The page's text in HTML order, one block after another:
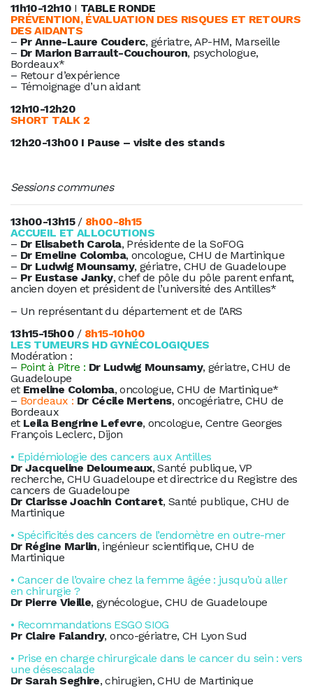
11h10-12h10I TABLE RONDE
PRÉVENTION, ÉVALUATION DES RISQUES ET RETOURS
DES AIDANTS
– Pr Anne-Laure Couderc, gériatre, AP-HM, Marseille
– Dr Marion Barrault-Couchouron, psychologue,
Bordeaux*
– Retour d’expérience
– Témoignage d’un aidant
12h10-12h20
SHORT TALK 2
12h20-13h00 I Pause – visite des stands
Sessions communes
13h00-13h15/ 8h00-8h15
ACCUEIL ET ALLOCUTIONS
– Dr Elisabeth Carola, Présidente de la SoFOG
– Dr Emeline Colomba, oncologue, CHU de Martinique
– Dr Ludwig Mounsamy, gériatre, CHU de Guadeloupe
– Pr Eustase Janky, chef de pôle du pôle parent enfant,
ancien doyen et président de l’université des Antilles*
– Un représentant du département et de l’ARS
13h15-15h00/ 8h15-10h00
LES TUMEURS HD GYNÉCOLOGIQUES
Modération :
– Point à Pitre : Dr Ludwig Mounsamy, gériatre, CHU de
Guadeloupe
et Emeline Colomba, oncologue, CHU de Martinique*
– Bordeaux : Dr Cécile Mertens, oncogériatre, CHU de
Bordeaux
et Leila Bengrine Lefevre, oncologue, Centre Georges
François Leclerc, Dijon
• Epidémiologie des cancers aux Antilles
Dr Jacqueline Deloumeaux, Santé publique, VP
recherche, CHU Guadeloupe et directrice du Registre des
cancers de Guadeloupe
Dr Clarisse Joachin Contaret, Santé publique, CHU de
Martinique
• Spécificités des cancers de l’endomètre en outre-mer
Dr Régine Marlin, ingénieur scientifique, CHU de
Martinique
• Cancer de l’ovaire chez la femme âgée : jusqu’où aller
en chirurgie ?
Dr Pierre Vieille, gynécologue, CHU de Guadeloupe
• Recommandations ESGO SIOG
Pr Claire Falandry, onco-gériatre, CH Lyon Sud
• Prise en charge chirurgicale dans le cancer du sein : vers
une désescalade
Dr Sarah Seghire, chirugien, CHU de Martinique